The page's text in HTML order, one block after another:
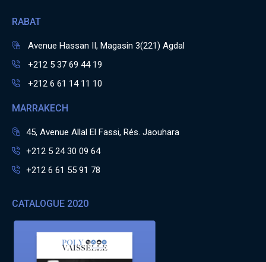
RABAT
Avenue Hassan II, Magasin 3(221) Agdal
+212 5 37 69 44 19
+212 6 61 14 11 10
MARRAKECH
45, Avenue Allal El Fassi, Rés. Jaouhara
+212 5 24 30 09 64
+212 6 61 55 91 78
CATALOGUE 2020